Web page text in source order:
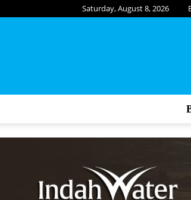
Saturday, August 8, 2026